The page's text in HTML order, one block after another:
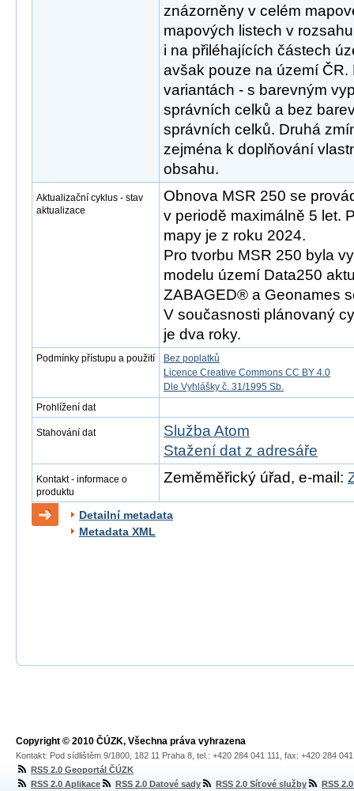
znázorněny v celém
mapových listech v
i na přiléhajících částech
avšak pouze na území
variantách - s barevným
správních celků a bez
správních celků. Druhá
zejména k doplňování
obsahu.
Aktualizační cyklus - stav
aktualizace
Obnova MSR 250 se
v periodě maximálně 5 let.
mapy je z roku 2024.
Pro tvorbu MSR 250 byla
modelu území Data250
ZABAGED® a Geonames
V současnosti plánovaný
je dva roky.
Podmínky přístupu a použití
Bez poplatků
Licence Creative Commons CC BY 4.0
Dle Vyhlášky č. 31/1995 Sb.
Prohlížení dat
Stahování dat
Služba Atom
Stažení dat z adresáře
Kontakt - informace o
produktu
Zeměměřický úřad, e-mail:
Detailní metadata
Metadata XML
Copyright © 2010 ČÚZK, Všechna práva vyhrazena
Kontakt: Pod sídlištěm 9/1800, 182 11 Praha 8, tel.: +420 284 041 111, fax: +420 284
RSS 2.0 Geoportál ČÚZK
RSS 2.0 Aplikace
RSS 2.0 Datové sady RSS 2.0 Síťové služby RSS